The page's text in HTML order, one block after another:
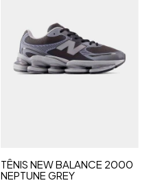
TÊNIS NEW BALANCE 2000
NEPTUNE GREY